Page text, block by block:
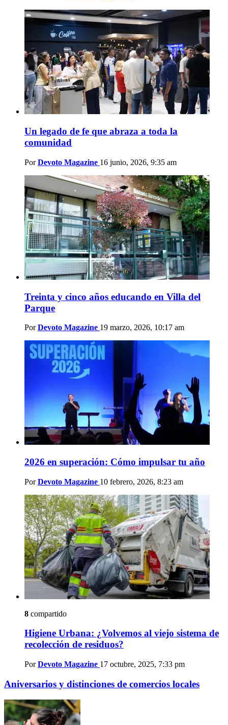
Un legado de fe que abraza a toda la
comunidad
Por Devoto Magazine 16 junio, 2026, 9:35 am
Treinta y cinco años educando en Villa del
Parque
Por Devoto Magazine 19 marzo, 2026, 10:17 am
2026 en superación: Cómo impulsar tu año
Por Devoto Magazine 10 febrero, 2026, 8:23 am
8 compartido
Higiene Urbana: ¿Volvemos al viejo sistema de
recolección de residuos?
Por Devoto Magazine 17 octubre, 2025, 7:33 pm
Aniversarios y distinciones de comercios locales